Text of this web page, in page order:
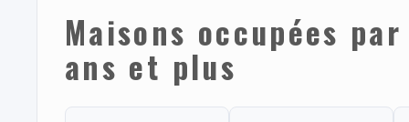
Maisons occupées
ans et plus